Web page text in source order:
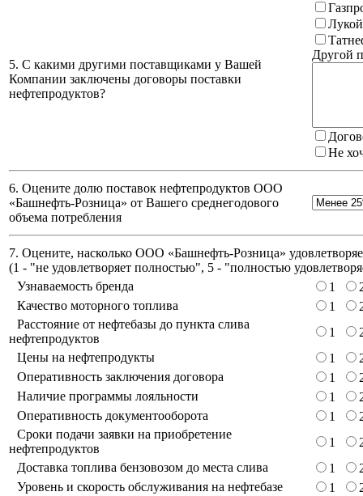
5. С какими другими поставщиками у Вашей
Компании заключены договоры поставки
нефтепродуктов?
Другой
Не
6. Оцените долю поставок нефтепродуктов ООО
«Башнефть-Розница» от Вашего среднегодового
объема потребления
7. Оцените, насколько ООО «Башнефть-Розница»
(1 - "не удовлетворяет полностью", 5 - "полностью
Узнаваемость бренда
1
Качество моторного топлива
1
Расстояние от нефтебазы до пункта слива
нефтепродуктов
1
Цены на нефтепродукты
1
Оперативность заключения договора
1
Наличие программы лояльности
1
Оперативность документооборота
1
Сроки подачи заявки на приобретение
нефтепродуктов
1
Доставка топлива бензовозом до места слива
1
Уровень и скорость обслуживания на нефтебазе
1